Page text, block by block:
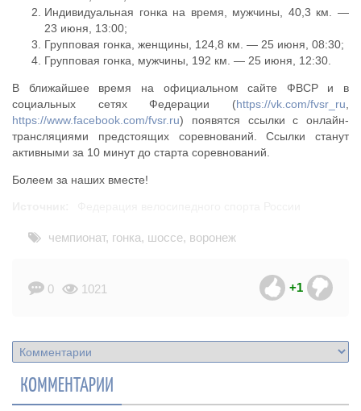
Индивидуальная гонка на время, мужчины, 40,3 км. —
23 июня, 13:00;
Групповая гонка, женщины, 124,8 км. — 25 июня, 08:30;
Групповая гонка, мужчины, 192 км. — 25 июня, 12:30.
В ближайшее время на официальном сайте ФВСР и в
социальных сетях Федерации (https://vk.com/fvsr_ru
https://www.facebook.com/fvsr.ru) появятся ссылки с онлайн-
трансляциями предстоящих соревнований. Ссылки станут
активными за 10 минут до старта соревнований.
Болеем за наших вместе!
чемпионат, гонка, шоссе, воронеж
0 1021 +1
КОММЕНТАРИИ